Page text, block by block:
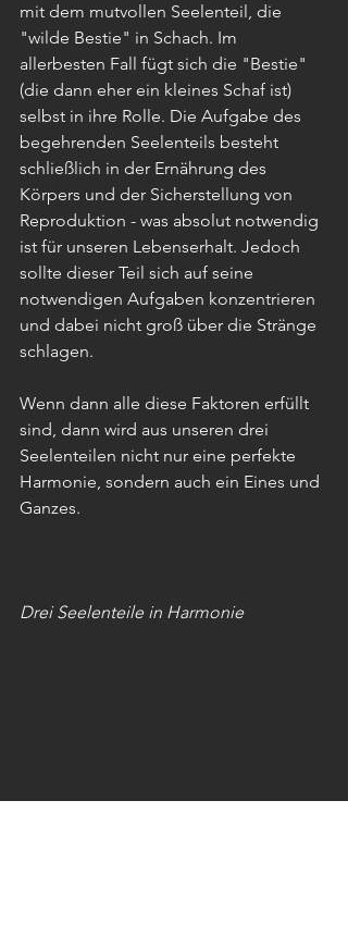
mit dem mutvollen Seelenteil, die
"wilde Bestie" in Schach. Im
allerbesten Fall fügt sich die "Bestie"
(die dann eher ein kleines Schaf ist)
selbst in ihre Rolle. Die Aufgabe des
begehrenden Seelenteils besteht
schließlich in der Ernährung des
Körpers und der Sicherstellung von
Reproduktion - was absolut notwendig
ist für unseren Lebenserhalt. Jedoch
sollte dieser Teil sich auf seine
notwendigen Aufgaben konzentrieren
und dabei nicht groß über die Stränge
schlagen.
Wenn dann alle diese Faktoren erfüllt
sind, dann wird aus unseren drei
Seelenteilen nicht nur eine perfekte
Harmonie, sondern auch ein Eines und
Ganzes.
Drei Seelenteile in Harmonie